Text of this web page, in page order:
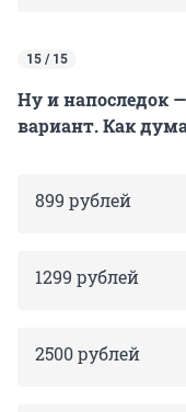
15 / 15
Ну и напоследок
вариант. Как
899 рублей
1299 рублей
2500 рублей